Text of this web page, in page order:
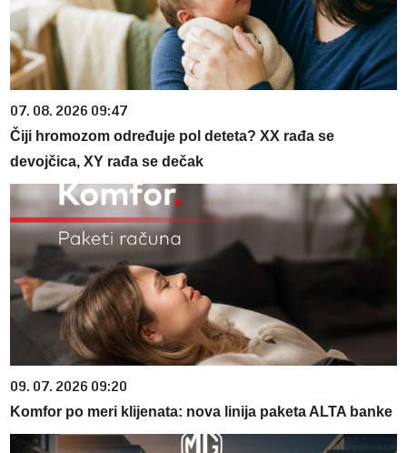
07. 08. 2026 09:47
Čiji hromozom određuje pol deteta? XX rađa se
devojčica, XY rađa se dečak
09. 07. 2026 09:20
Komfor po meri klijenata: nova linija paketa ALTA banke